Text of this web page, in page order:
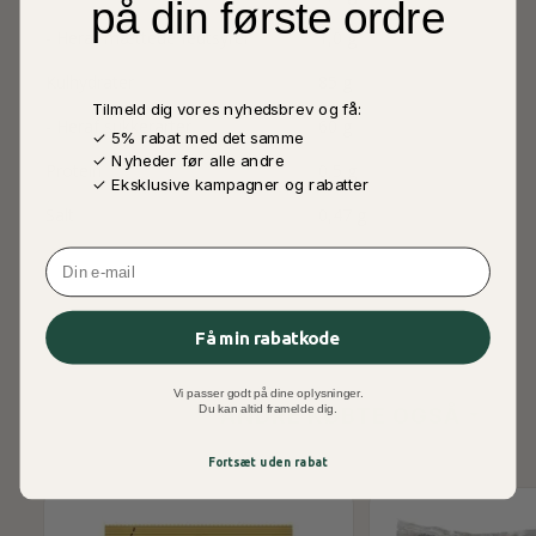
- Heraf mættede fedtsyrer
1,0 g
- Heraf sukkerarter
60 g
Protein
ANDRE KØBTE OGSÅ
på din første ordre
Tilmeld dig vores nyhedsbrev og få:
✓ 5% rabat med det samme
✓ Nyheder før alle andre
✓ Eksklusive kampagner og rabatter
Email
Få min rabatkode
Vi passer godt på dine oplysninger.
Du kan altid framelde dig.
Fortsæt uden rabat